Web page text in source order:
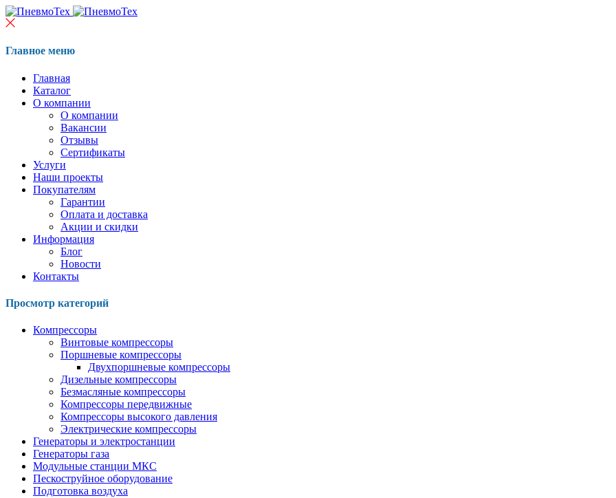
Главное меню
Главная
Каталог
О компании
О компании
Вакансии
Отзывы
Сертификаты
Услуги
Наши проекты
Покупателям
Гарантии
Оплата и доставка
Акции и скидки
Информация
Блог
Новости
Контакты
Просмотр категорий
Компрессоры
Винтовые компрессоры
Поршневые компрессоры
Двухпоршневые компрессоры
Дизельные компрессоры
Безмасляные компрессоры
Компрессоры передвижные
Компрессоры высокого давления
Электрические компрессоры
Генераторы и электростанции
Генераторы газа
Модульные станции МКС
Пескоструйное оборудование
Подготовка воздуха